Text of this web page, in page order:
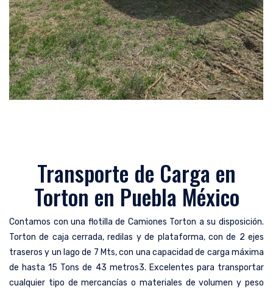
Transporte de Carga en
Torton en Puebla México
Contamos con una flotilla de Camiones Torton a su disposición.
Torton de caja cerrada, redilas y de plataforma, con de 2 ejes
traseros y un lago de 7 Mts, con una capacidad de carga máxima
de hasta 15 Tons de 43 metros3. Excelentes para transportar
cualquier tipo de mercancías o materiales de volumen y peso